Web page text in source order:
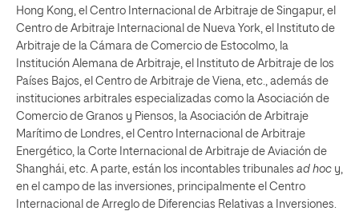
Hong Kong, el Centro Internacional de Arbitraje de Singapur, el
Centro de Arbitraje Internacional de Nueva York, el Instituto de
Arbitraje de la Cámara de Comercio de Estocolmo, la
Institución Alemana de Arbitraje, el Instituto de Arbitraje de los
Países Bajos, el Centro de Arbitraje de Viena, etc., además de
instituciones arbitrales especializadas como la Asociación de
Comercio de Granos y Piensos, la Asociación de Arbitraje
Marítimo de Londres, el Centro Internacional de Arbitraje
Energético, la Corte Internacional de Arbitraje de Aviación de
Shanghái, etc. A parte, están los incontables tribunales ad hoc y,
en el campo de las inversiones, principalmente el Centro
Internacional de Arreglo de Diferencias Relativas a Inversiones.